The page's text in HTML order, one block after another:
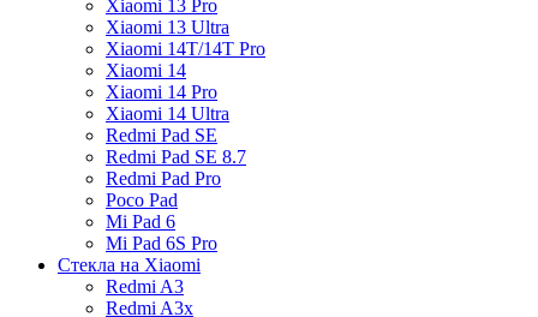
Xiaomi 13 Pro
Xiaomi 13 Ultra
Xiaomi 14T/14T Pro
Xiaomi 14
Xiaomi 14 Pro
Xiaomi 14 Ultra
Redmi Pad SE
Redmi Pad SE 8.7
Redmi Pad Pro
Poco Pad
Mi Pad 6
Mi Pad 6S Pro
Стекла на Xiaomi
Redmi A3
Redmi A3x